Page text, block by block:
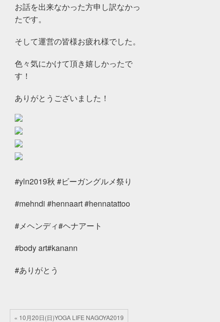
お話を出来なかった方申し訳なかっ
たです。
そして運営の皆様お疲れ様でした。
色々気にかけて頂き嬉しかったで
す！
ありがとうございました！
#yln2019秋 #ビーガングルメ祭り
#mehndi #hennaart #hennatattoo
#メヘンディ#ヘナアート
#body art#kanann
#ありがとう
« 10月20日(日)YOGA LIFE NAGOYA2019